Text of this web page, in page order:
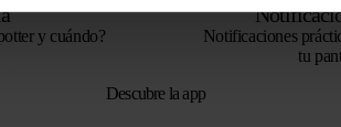
y cuándo?
Notificaciones
tu
Descubre la app